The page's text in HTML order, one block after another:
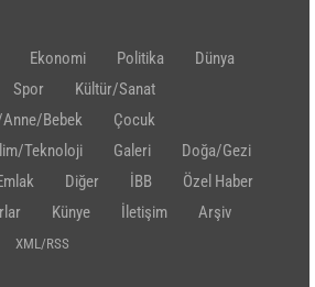
Ekonomi Politika
Dünya
Spor
Kültür/Sanat
Bebek
Çocuk
Teknoloji Galeri
Doğa/Gezi
Diğer İBB
Özel Haber
Künye İletişim
Arşiv
XML/RSS